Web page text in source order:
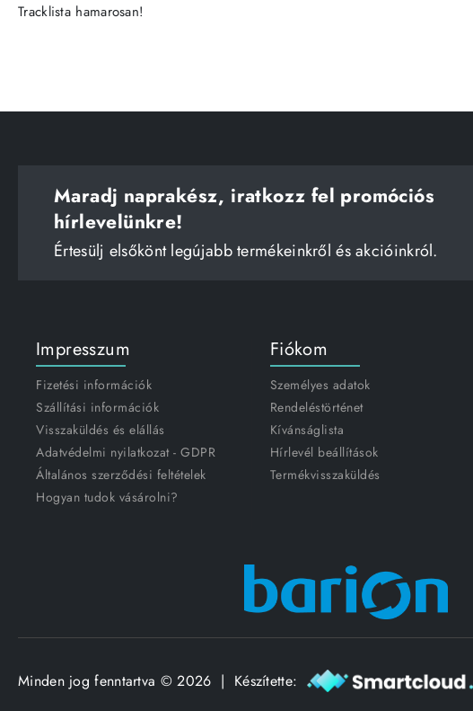
Tracklista hamarosan!
Maradj naprakész, iratkozz fel promóciós
hírlevelünkre!
Értesülj elsőkönt legújabb termékeinkről és akcióinkról.
Impresszum
Fizetési információk
Szállítási információk
Visszaküldés és elállás
Adatvédelmi nyilatkozat - GDPR
Általános szerződési feltételek
Hogyan tudok vásárolni?
Fiókom
Személyes adatok
Rendeléstörténet
Kívánságlista
Hírlevél beállítások
Termékvisszaküldés
Minden jog fenntartva © 2026 | Készítette: